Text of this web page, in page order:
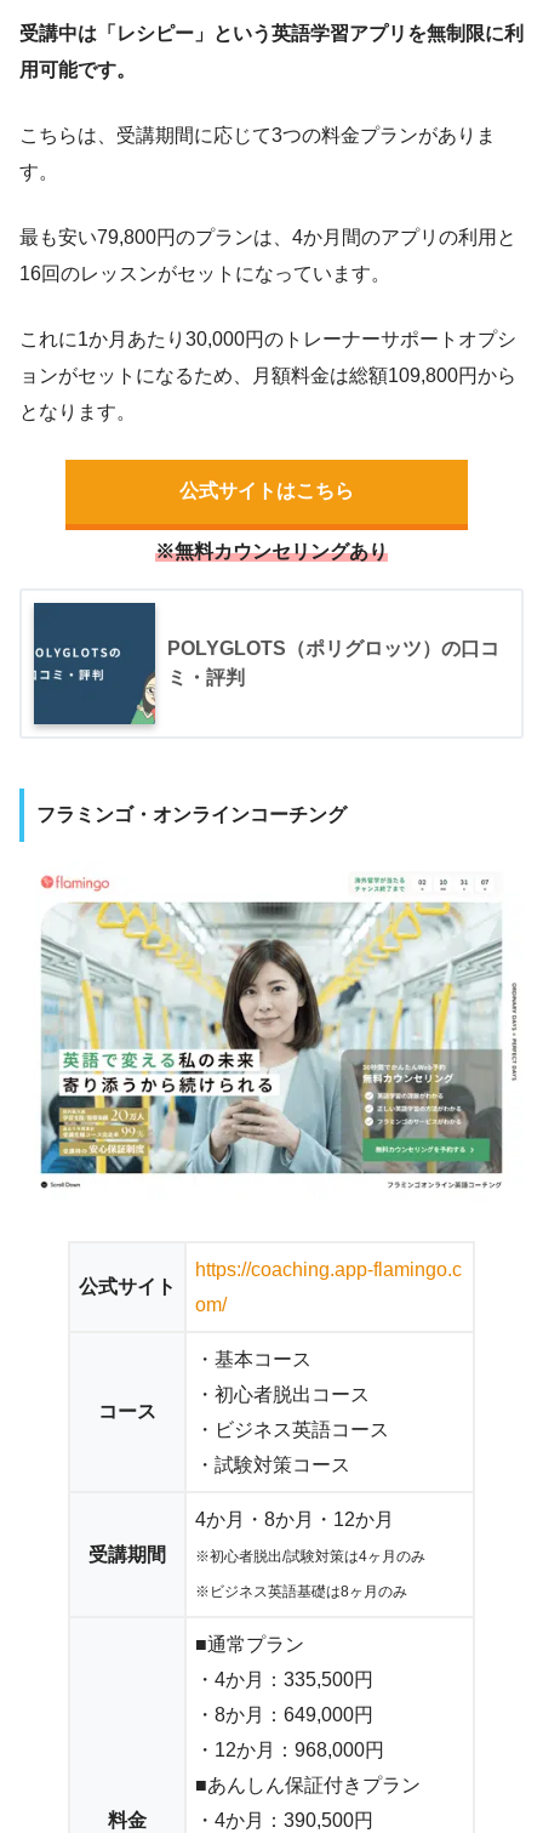
受講中は「レシピー」という英語学習アプリを無制限に利
用可能です。
こちらは、受講期間に応じて3つの料金プランがありま
す。
最も安い79,800円のプランは、4か月間のアプリの利用と
16回のレッスンがセットになっています。
これに1か月あたり30,000円のトレーナーサポートオプシ
ョンがセットになるため、月額料金は総額109,800円から
となります。
公式サイトはこちら
※無料カウンセリングあり
POLYGLOTS（ポリグロッツ）の口コ
ミ・評判
フラミンゴ・オンラインコーチング
公式サイト
https://coaching.app-flamingo.c
om/
コース
・基本コース
・初心者脱出コース
・ビジネス英語コース
・試験対策コース
受講期間
4か月・8か月・12か月
※初心者脱出/試験対策は4ヶ月のみ
※ビジネス英語基礎は8ヶ月のみ
料金
■通常プラン
・4か月：335,500円
・8か月：649,000円
・12か月：968,000円
■あんしん保証付きプラン
・4か月：390,500円